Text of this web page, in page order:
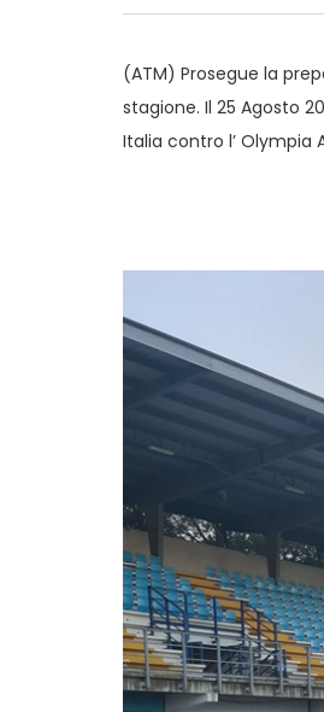
(ATM) Prosegue la
stagione. Il 25 Agosto
Italia contro l’